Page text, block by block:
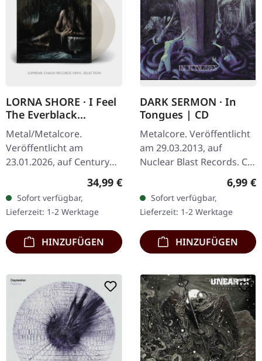
LORNA SHORE · I Feel
The Everblack
Festering Within Me |
CLEAR 2LP
Metal/Metalcore.
Veröffentlicht am
23.01.2026, auf Century
Transparentes Doppel-
Vinyl im Gatefold-Cover
mit Insert. „I Feel The…
Regulärer Preis:
34,99 €
Sofort verfügbar,
Lieferzeit: 1-2 Werktage
HINZUFÜGEN
DARK SERMON · In
Tongues | CD
Metalcore. Veröffentlicht
am 29.03.2013, auf
Nuclear Blast Records. CD
im Jewelcase. Es gibt diese
Alben, die einen vom
ersten Moment an
packen und…
6,99 €
Sofort verfügbar,
Lieferzeit: 1-2 Werktage
HINZUFÜGEN